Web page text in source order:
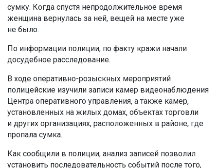
сумку. Когда спустя непродолжительное время
женщина вернулась за ней, вещей на месте уже
не было.
По информации полиции, по факту кражи начали
досудебное расследование.
В ходе оперативно-розыскных мероприятий
полицейские изучили записи камер видеонаблюдения
Центра оперативного управления, а также камер,
установленных на жилых домах, объектах торговли
и других организациях, расположенных в районе, где
пропала сумка.
Как сообщили в полиции, анализ записей позволил
установить последовательность событий после того,